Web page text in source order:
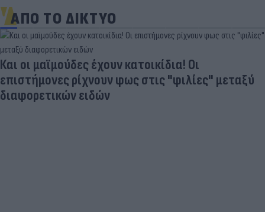
ΑΠΟ ΤΟ ΔΙΚΤΥΟ
Και οι μαϊμούδες έχουν κατοικίδια! Οι
επιστήμονες ρίχνουν φως στις "φιλίες" μεταξύ
διαφορετικών ειδών